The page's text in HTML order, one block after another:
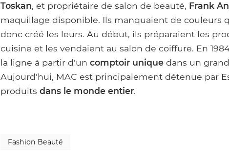
Toskan, et propriétaire de salon de beauté, Frank
maquillage disponible. Ils manquaient de couleurs
donc créé les leurs. Au début, ils préparaient les
cuisine et les vendaient au salon de coiffure. En
la ligne à partir d'un comptoir unique dans un
Aujourd'hui, MAC est principalement détenue par
produits dans le monde entier.
Fashion Beauté